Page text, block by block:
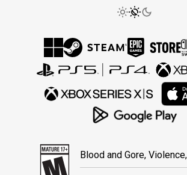
Blood and Gore,